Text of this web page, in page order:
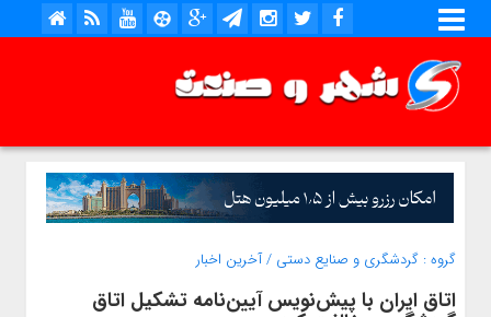
گروه : گردشگری و صنایع دستی /آخرین اخبار
اتاق ایران با پیش‌نویس آیین‌نامه تشکیل اتاق